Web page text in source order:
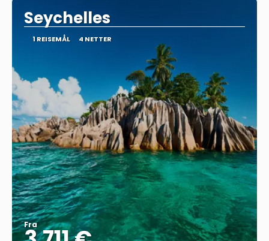
Seychelles
1 REISEMÅL 4 NETTER
Fra